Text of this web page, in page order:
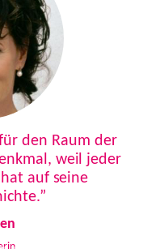
den Raum der
weil jeder
auf seine